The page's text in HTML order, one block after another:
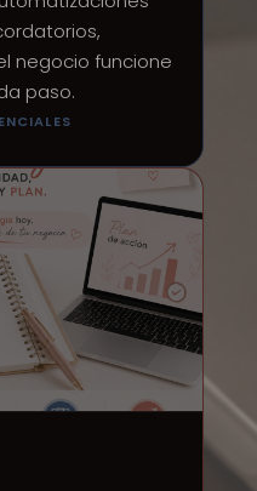
negocio funcione
paso.